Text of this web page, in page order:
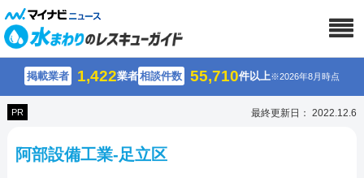
掲載業者 1,422業者相談件数 55,710件以上※2026年8月時点
PR 最終更新日： 2022.12.6
阿部設備工業-足立区